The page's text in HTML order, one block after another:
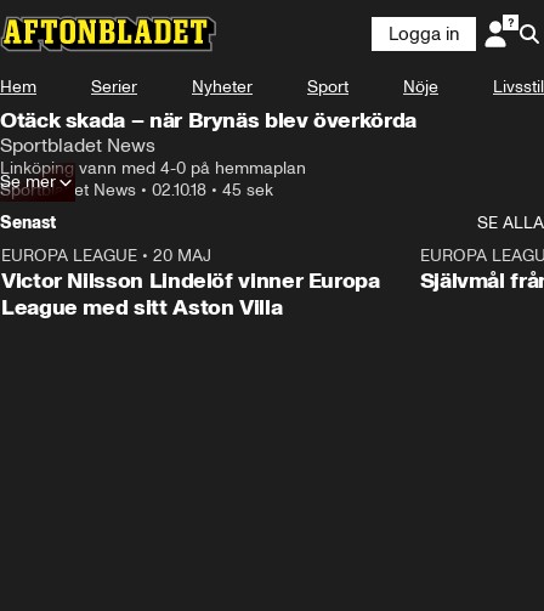
Logga in
Hem Serier Nyheter Sport Nöje Livsstil
Otäck skada – när Brynäs blev överkörda
Sportbladet News
Linköping vann med 4-0 på hemmaplan
Sportbladet News • 02.10.18 • 45 sek
Se mer
Senast
SE ALLA
EUROPA LEAGUE • 20 MAJ
Victor Nilsson Lindelöf vinner Europa
League med sitt Aston Villa
EUROPA
Självmål